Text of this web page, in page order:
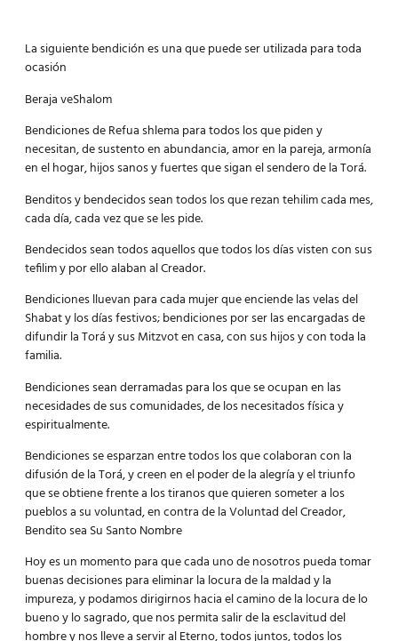
La siguiente bendición es una que puede ser utilizada para toda
ocasión
Beraja veShalom
Bendiciones de Refua shlema para todos los que piden y
necesitan, de sustento en abundancia, amor en la pareja, armonía
en el hogar, hijos sanos y fuertes que sigan el sendero de la Torá.
Benditos y bendecidos sean todos los que rezan tehilim cada mes,
cada día, cada vez que se les pide.
Bendecidos sean todos aquellos que todos los días visten con sus
tefilim y por ello alaban al Creador.
Bendiciones lluevan para cada mujer que enciende las velas del
Shabat y los días festivos; bendiciones por ser las encargadas de
difundir la Torá y sus Mitzvot en casa, con sus hijos y con toda la
familia.
Bendiciones sean derramadas para los que se ocupan en las
necesidades de sus comunidades, de los necesitados física y
espiritualmente.
Bendiciones se esparzan entre todos los que colaboran con la
difusión de la Torá, y creen en el poder de la alegría y el triunfo
que se obtiene frente a los tiranos que quieren someter a los
pueblos a su voluntad, en contra de la Voluntad del Creador,
Bendito sea Su Santo Nombre
Hoy es un momento para que cada uno de nosotros pueda tomar
buenas decisiones para eliminar la locura de la maldad y la
impureza, y podamos dirigirnos hacia el camino de la locura de lo
bueno y lo sagrado, que nos permita salir de la esclavitud del